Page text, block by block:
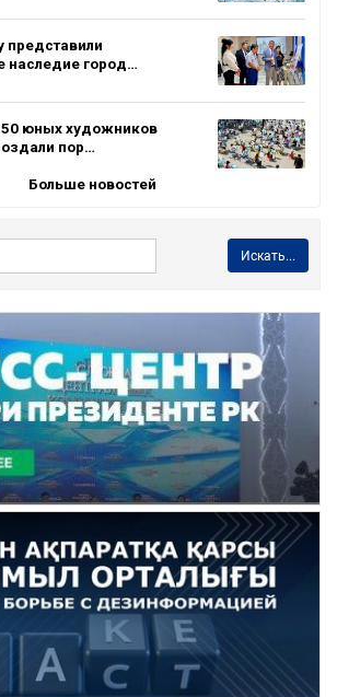
представили
наследие город…
юных художников
пор…
Больше новостей
Искать...